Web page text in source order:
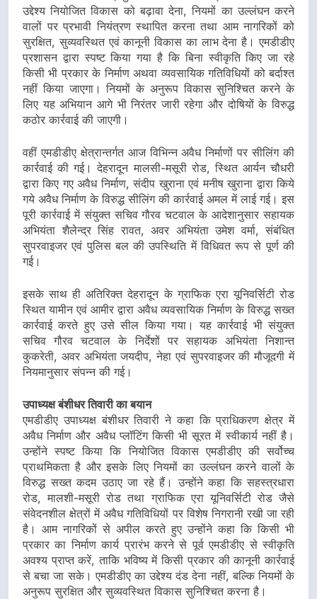
उद्देश्य नियोजित विकास को बढ़ावा देना, नियमों का उल्लंघन करने
वालों पर प्रभावी नियंत्रण स्थापित करना तथा आम नागरिकों को
सुरक्षित, सुव्यवस्थित एवं कानूनी विकास का लाभ देना है। एमडीडीए
प्रशासन द्वारा स्पष्ट किया गया है कि बिना स्वीकृति किए जा रहे
किसी भी प्रकार के निर्माण अथवा व्यवसायिक गतिविधियों को बर्दाश्त
नहीं किया जाएगा। नियमों के अनुरूप विकास सुनिश्चित करने के
लिए यह अभियान आगे भी निरंतर जारी रहेगा और दोषियों के विरुद्ध
कठोर कार्रवाई की जाएगी।
वहीं एमडीडीए क्षेत्रान्तर्गत आज विभिन्न अवैध निर्माणों पर सीलिंग की
कार्रवाई की गई। देहरादून मालसी-मसूरी रोड, स्थित आर्यन चौधरी
द्वारा किए गए अवैध निर्माण, संदीप खुराना एवं मनीष खुराना द्वारा किये
गये अवैध निर्माण के विरुद्ध सीलिंग की कार्रवाई अमल में लाई गई। इस
पूरी कार्रवाई में संयुक्त सचिव गौरव चटवाल के आदेशानुसार सहायक
अभियंता शैलेन्द्र सिंह रावत, अवर अभियंता उमेश वर्मा, संबंधित
सुपरवाइजर एवं पुलिस बल की उपस्थिति में विधिवत रूप से पूर्ण की
गई।
इसके साथ ही अतिरिक्त देहरादून के ग्राफिक एरा यूनिवर्सिटी रोड
स्थित यामीन एवं आमीर द्वारा अवैध व्यवसायिक निर्माण के विरुद्ध सख्त
कार्रवाई करते हुए उसे सील किया गया। यह कार्रवाई भी संयुक्त
सचिव गौरव चटवाल के निर्देशों पर सहायक अभियंता निशान्त
कुकरेती, अवर अभियंता जयदीप, नेहा एवं सुपरवाइजर की मौजूदगी में
नियमानुसार संपन्न की गई।
उपाध्यक्ष बंशीधर तिवारी का बयान
एमडीडीए उपाध्यक्ष बंशीधर तिवारी ने कहा कि प्राधिकरण क्षेत्र में
अवैध निर्माण और अवैध प्लॉटिंग किसी भी सूरत में स्वीकार्य नहीं है।
उन्होंने स्पष्ट किया कि नियोजित विकास एमडीडीए की सर्वोच्च
प्राथमिकता है और इसके लिए नियमों का उल्लंघन करने वालों के
विरुद्ध सख्त कदम उठाए जा रहे हैं। उन्होंने कहा कि सहस्त्रधारा
रोड, मालशी-मसूरी रोड तथा ग्राफिक एरा यूनिवर्सिटी रोड जैसे
संवेदनशील क्षेत्रों में अवैध गतिविधियों पर विशेष निगरानी रखी जा रही
है। आम नागरिकों से अपील करते हुए उन्होंने कहा कि किसी भी
प्रकार का निर्माण कार्य प्रारंभ करने से पूर्व एमडीडीए से स्वीकृति
अवश्य प्राप्त करें, ताकि भविष्य में किसी प्रकार की कानूनी कार्रवाई
से बचा जा सके। एमडीडीए का उद्देश्य दंड देना नहीं, बल्कि नियमों के
अनुरूप सुरक्षित और सुव्यवस्थित विकास सुनिश्चित करना है।